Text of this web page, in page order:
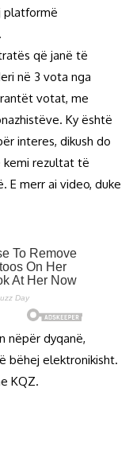
platformë
që janë të
në 3 vota nga
votat, me
Ky është
interes, dikush do
rezultat të
E merr ai video, duke
nëpër dyqanë,
bëhej elektronikisht.
KQZ.